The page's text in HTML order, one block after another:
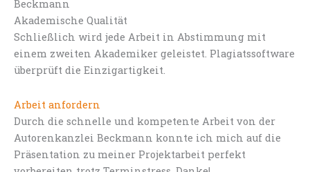
Akademische Qualität
Schließlich wird jede Arbeit in Abstimmung mit
einem zweiten Akademiker geleistet. Plagiatssoftware
überprüft die Einzigartigkeit.
Arbeit anfordern
Durch die schnelle und kompetente Arbeit von der
Autorenkanzlei Beckmann konnte ich mich auf die
Präsentation zu meiner Projektarbeit perfekt